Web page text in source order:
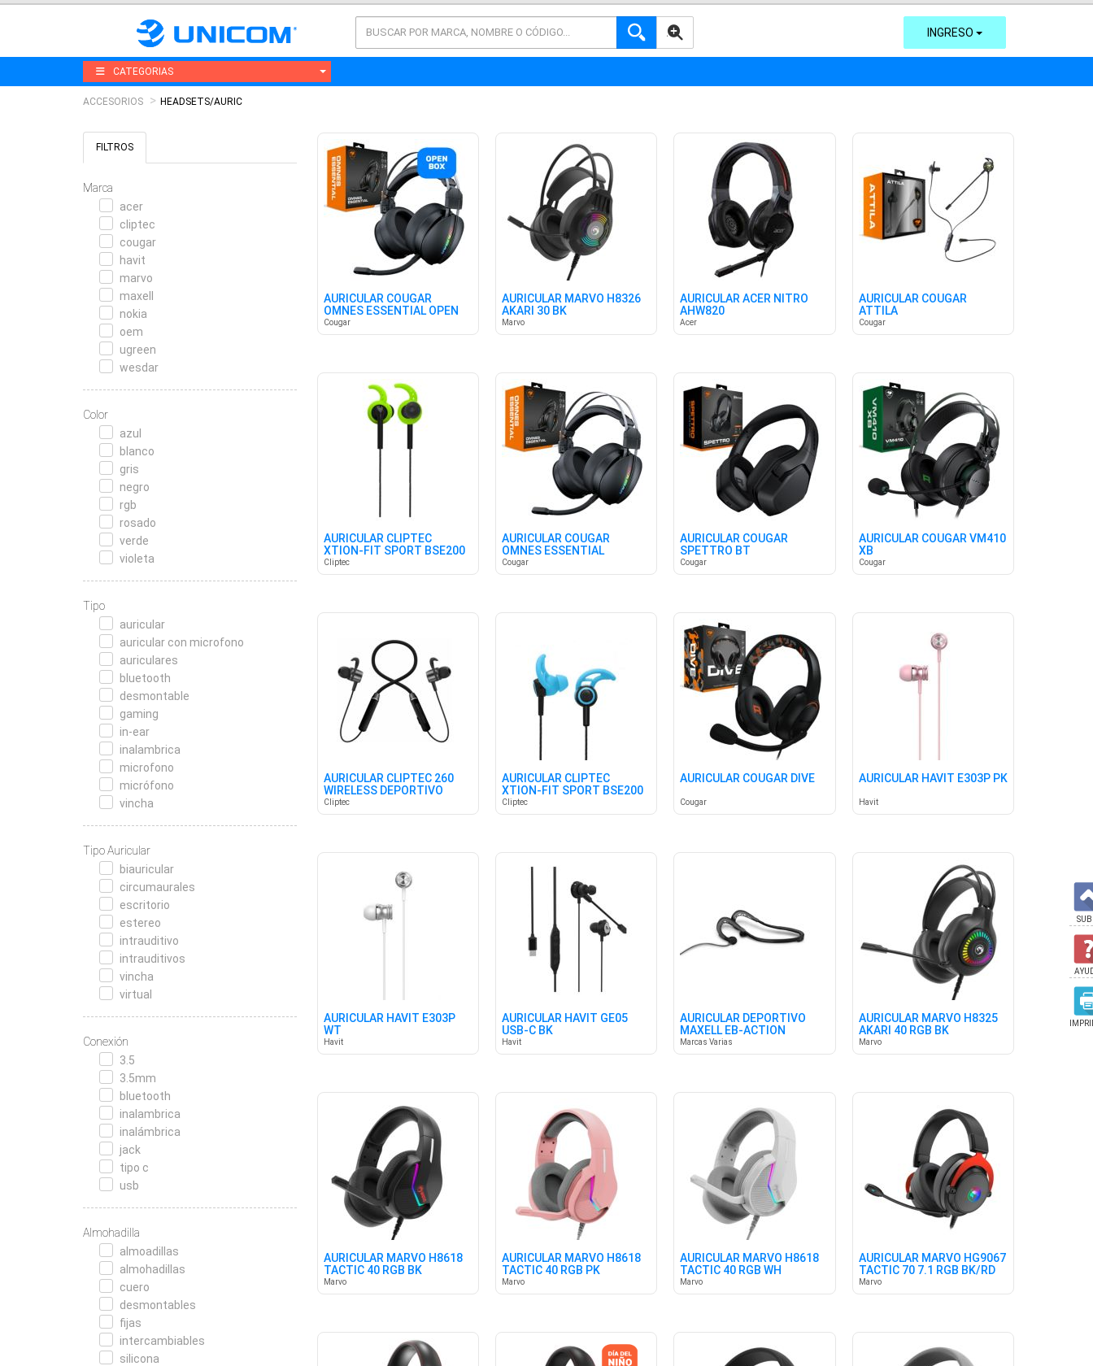
AVANZADA INGRESO
CATEGORIAS
ACCESORIOS HEADSETS/AURIC
FILTROS
Marca
acer
cliptec
cougar
havit
marvo
maxell
nokia
oem
ugreen
wesdar
Color
azul
blanco
gris
negro
rgb
rosado
verde
violeta
Tipo
auricular
auricular con microfono
auriculares
bluetooth
desmontable
gaming
in-ear
inalambrica
microfono
micrófono
vincha
Tipo Auricular
biauricular
circumaurales
escritorio
estereo
intrauditivo
intrauditivos
vincha
virtual
Conexión
3.5
3.5mm
bluetooth
inalambrica
inalámbrica
jack
tipo c
usb
Almohadilla
almoadillas
almohadillas
cuero
desmontables
fijas
intercambiables
silicona
AURICULAR COUGAR
OMNES ESSENTIAL OPEN
BOX
Cougar
AURICULAR MARVO H8326
AKARI 30 BK
Marvo
AURICULAR ACER NITRO
AHW820
Acer
AURICULAR COUGAR
ATTILA
Cougar
AURICULAR CLIPTEC
XTION-FIT SPORT BSE200
GN
Cliptec
AURICULAR COUGAR
OMNES ESSENTIAL
Cougar
AURICULAR COUGAR
SPETTRO BT
Cougar
AURICULAR COUGAR VM410
XB
Cougar
AURICULAR CLIPTEC 260
WIRELESS DEPORTIVO
GRAY
Cliptec
AURICULAR CLIPTEC
XTION-FIT SPORT BSE200
BLUE
Cliptec
AURICULAR COUGAR DIVE
Cougar
AURICULAR HAVIT E303P PK
Havit
AURICULAR HAVIT E303P
WT
Havit
AURICULAR HAVIT GE05
USB-C BK
Havit
AURICULAR DEPORTIVO
MAXELL EB-ACTION
NECKBAND
Marcas Varias
AURICULAR MARVO H8325
AKARI 40 RGB BK
Marvo
AURICULAR MARVO H8618
TACTIC 40 RGB BK
Marvo
AURICULAR MARVO H8618
TACTIC 40 RGB PK
Marvo
AURICULAR MARVO H8618
TACTIC 40 RGB WH
Marvo
AURICULAR MARVO HG9067
TACTIC 70 7.1 RGB BK/RD
Marvo